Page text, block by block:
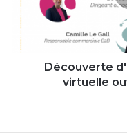
ouverte
tous
Découverte
virtuelle